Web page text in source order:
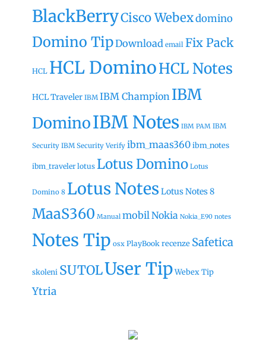
BlackBerryCisco Webexdomino
Domino TipDownload email Fix Pack
HCL HCL DominoHCL Notes
HCL Traveler IBM IBM Champion IBM
DominoIBM Notes IBM PAM IBM
Security IBM Security Verify ibm_maas360ibm_notes
ibm_traveler lotus Lotus Domino Lotus
Domino 8 Lotus Notes Lotus Notes 8
MaaS360 Manual mobil Nokia Nokia_E90 notes
Notes Tip osx PlayBook recenze Safetica
skoleni SUTOLUser TipWebex Tip
Ytria